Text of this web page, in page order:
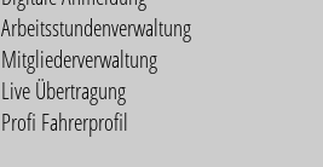
Arbeitsstundenverwaltung
Mitgliederverwaltung
Live Übertragung
Profi Fahrerprofil